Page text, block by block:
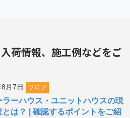
入荷情報、施工例などをご
月7日 ブログ
ラーハウス・ユニットハウスの現
とは？ | 確認するポイントをご紹